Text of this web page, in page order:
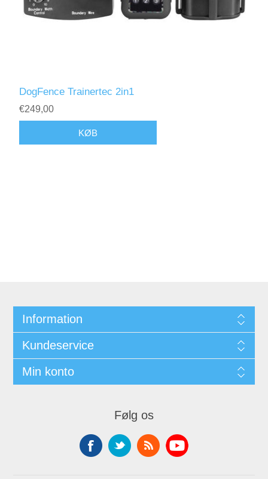
DogFence Trainertec 2in1
€249,00
Information
Kundeservice
Min konto
Følg os